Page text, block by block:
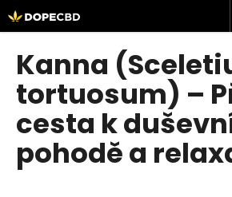
Přejít
na
obsah
Kanna
tortuosum) –
cesta k
pohodě a
K
o
C
o
p
o
t